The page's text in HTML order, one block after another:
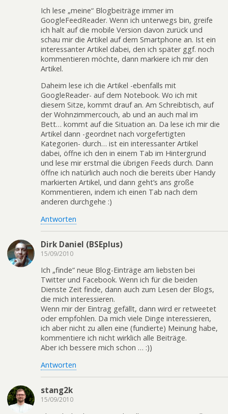
Ich lese „meine“ Blogbeiträge immer im
GoogleFeedReader. Wenn ich unterwegs bin, greife
ich halt auf die mobile Version davon zurück und
schau mir die Artikel auf dem Smartphone an. Ist ein
interessanter Artikel dabei, den ich später ggf. noch
kommentieren möchte, dann markiere ich mir den
Artikel.
Daheim lese ich die Artikel -ebenfalls mit
GoogleReader- auf dem Notebook. Wo ich mit
diesem Sitze, kommt drauf an. Am Schreibtisch, auf
der Wohnzimmercouch, ab und an auch mal im
Bett… kommt auf die Situation an. Da lese ich mir die
Artikel dann -geordnet nach vorgefertigten
Kategorien- durch… ist ein interessanter Artikel
dabei, öffne ich den in einem Tab im Hintergrund
und lese mir erstmal die übrigen Feeds durch. Dann
öffne ich natürlich auch noch die bereits über Handy
markierten Artikel, und dann geht’s ans große
Kommentieren, indem ich einen Tab nach dem
anderen durchgehe :)
Antworten
Dirk Daniel (BSEplus)
15/09/2010
Ich „finde“ neue Blog-Einträge am liebsten bei
Twitter und Facebook. Wenn ich für die beiden
Dienste Zeit finde, dann auch zum Lesen der Blogs,
die mich interessieren.
Wenn mir der Eintrag gefällt, dann wird er retweetet
oder empfohlen. Da mich viele Dinge interessieren,
ich aber nicht zu allen eine (fundierte) Meinung habe,
kommentiere ich nicht wirklich alle Beiträge.
Aber ich bessere mich schon … :))
Antworten
stang2k
15/09/2010